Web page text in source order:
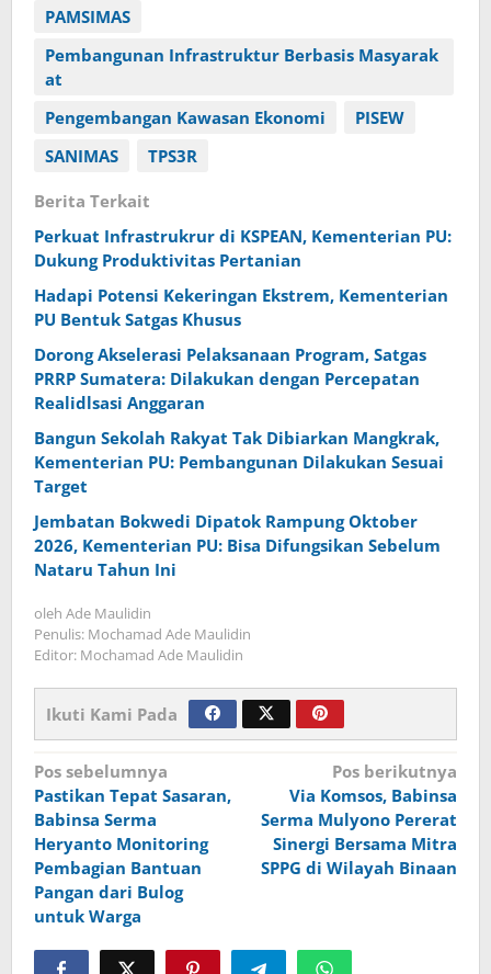
PAMSIMAS
Pembangunan Infrastruktur Berbasis Masyarak
at
Pengembangan Kawasan Ekonomi
PISEW
SANIMAS
TPS3R
Berita Terkait
Perkuat Infrastrukrur di KSPEAN, Kementerian PU:
Dukung Produktivitas Pertanian
Hadapi Potensi Kekeringan Ekstrem, Kementerian
PU Bentuk Satgas Khusus
Dorong Akselerasi Pelaksanaan Program, Satgas
PRRP Sumatera: Dilakukan dengan Percepatan
Realidlsasi Anggaran
Bangun Sekolah Rakyat Tak Dibiarkan Mangkrak,
Kementerian PU: Pembangunan Dilakukan Sesuai
Target
Jembatan Bokwedi Dipatok Rampung Oktober
2026, Kementerian PU: Bisa Difungsikan Sebelum
Nataru Tahun Ini
oleh Ade Maulidin
Penulis: Mochamad Ade Maulidin
Editor: Mochamad Ade Maulidin
Ikuti Kami Pada
Navigasi
pos
Pos sebelumnya
Pastikan Tepat Sasaran,
Babinsa Serma
Heryanto Monitoring
Pembagian Bantuan
Pangan dari Bulog
untuk Warga
Pos berikutnya
Via Komsos, Babinsa
Serma Mulyono Pererat
Sinergi Bersama Mitra
SPPG di Wilayah Binaan